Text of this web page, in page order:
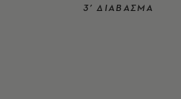
3’ ΔΙΑΒΑΣΜΑ